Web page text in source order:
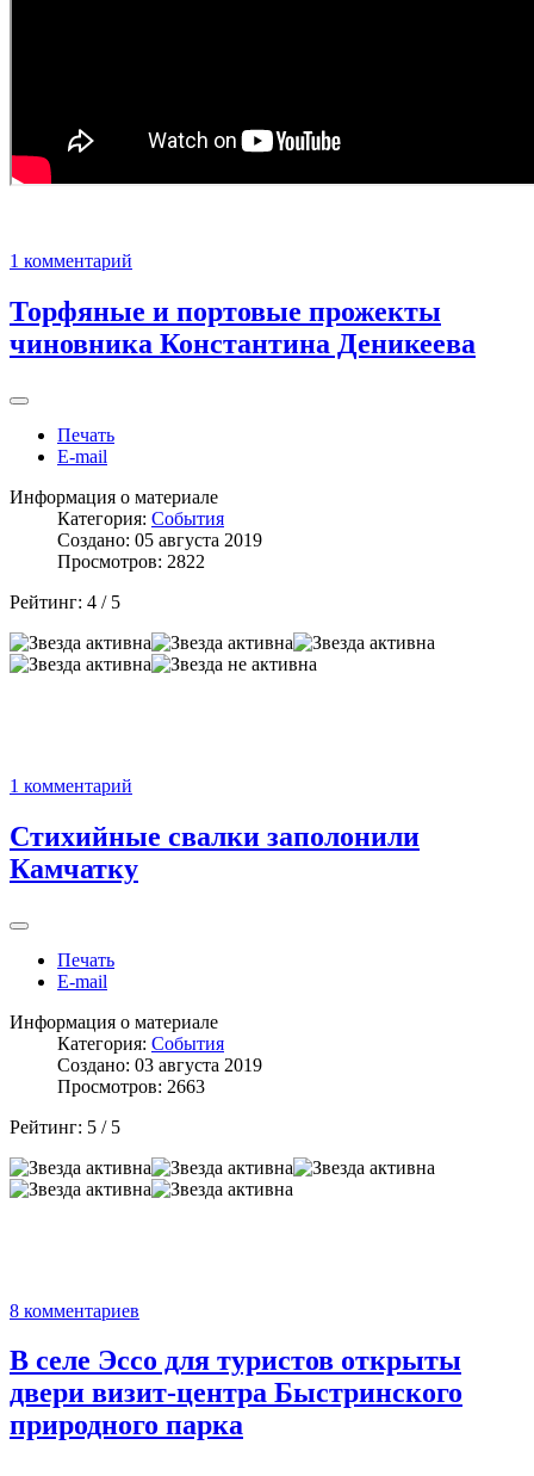
1 комментарий
Торфяные и портовые прожекты
чиновника Константина Деникеева
Печать
E-mail
Информация о материале
Категория: События
Создано: 05 августа 2019
Просмотров: 2822
Рейтинг: 4 / 5
1 комментарий
Стихийные свалки заполонили
Камчатку
Печать
E-mail
Информация о материале
Категория: События
Создано: 03 августа 2019
Просмотров: 2663
Рейтинг: 5 / 5
8 комментариев
В селе Эссо для туристов открыты
двери визит-центра Быстринского
природного парка